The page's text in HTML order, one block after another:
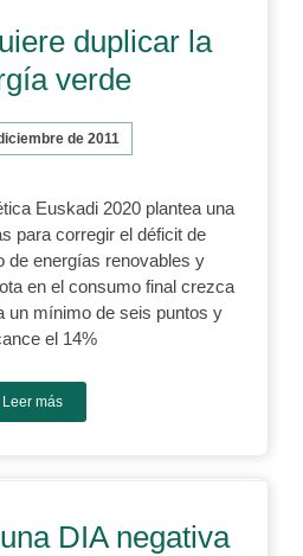
duplicar la
verde
de 2011
Euskadi 2020 plantea una
para corregir el déficit de
de energías renovables y
en el consumo final crezca
un mínimo de seis puntos y
el 14%
Leer más
DIA negativa